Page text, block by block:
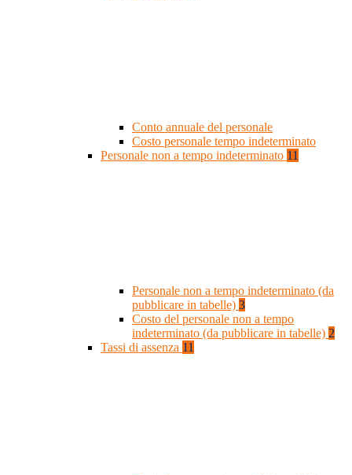
Conto annuale del personale
Costo personale tempo indeterminato
Personale non a tempo indeterminato 11
Personale non a tempo indeterminato (da
pubblicare in tabelle) 3
Costo del personale non a tempo
indeterminato (da pubblicare in tabelle) 2
Tassi di assenza 11